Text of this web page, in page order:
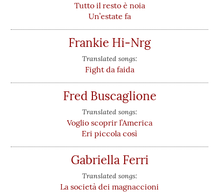
Tutto il resto è noia
Un’estate fa
Frankie Hi-Nrg
Translated songs:
Fight da faida
Fred Buscaglione
Translated songs:
Voglio scoprir l’America
Eri piccola così
Gabriella Ferri
Translated songs:
La società dei magnaccioni